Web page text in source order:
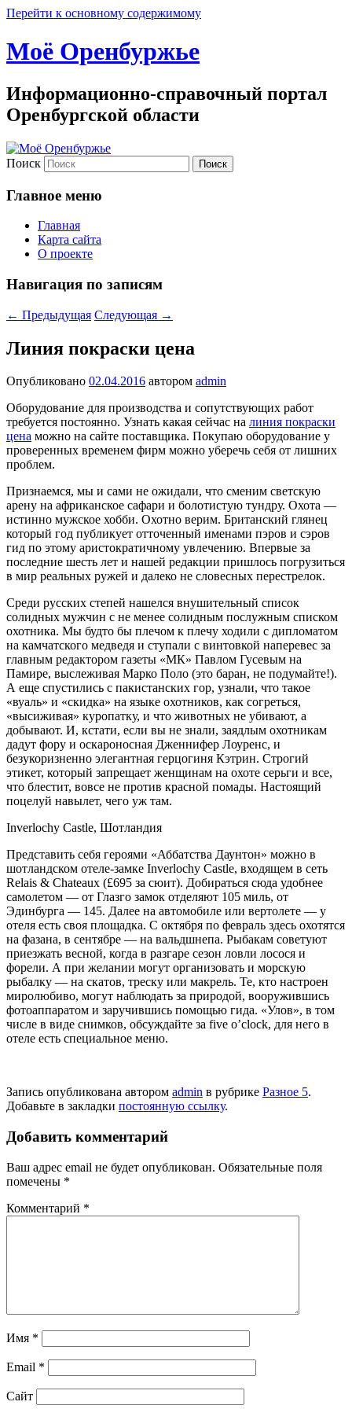
Перейти к основному содержимому
Моё Оренбуржье
Информационно-справочный портал
Оренбургской области
Поиск
Главное меню
Главная
Карта сайта
О проекте
Навигация по записям
← Предыдущая Следующая →
Линия покраски цена
Опубликовано 02.04.2016 автором admin
Оборудование для производства и сопутствующих работ
требуется постоянно. Узнать какая сейчас на линия покраски
цена можно на сайте поставщика. Покупаю оборудование у
проверенных временем фирм можно уберечь себя от лишних
проблем.
Признаемся, мы и сами не ожидали, что сме­ним светскую
арену на африканское сафари и болотистую тундру. Охота —
истинно мужское хобби. Охотно верим. Британский глянец
который год публикует отточенный именами пэров и сэров
гид по этому аристо­кратичному увлечению. Впервые за
последние шесть лет и нашей редакции пришлось погрузиться
в мир реальных ружей и далеко не словесных перестрелок.
Среди русских степей нашелся внушительный список
солидных муж­чин с не менее солидным послужным списком
охотника. Мы будто бы плечом к плечу ходили с дипломатом
на камчатского медведя и ступали с винтов­кой наперевес за
главным редактором газеты «МК» Павлом Гусевым на
Памире, выслеживая Марко Поло (это баран, не подумайте!).
А еще спустились с пакистанских гор, узнали, что такое
«вуаль» и «скидка» на языке охотников, как согреться,
«высиживая» куропатку, и что животных не убивают, а
добывают. И, кстати, если вы не знали, за­ядлым охотникам
дадут фору и оскароносная Дженнифер Лоуренс, и
безукоризненно элегантная герцогиня Кэтрин. Строгий
этикет, который запрещает женщинам на охоте серьги и все,
что блестит, вовсе не против красной помады. Настоящий
поцелуй навылет, чего уж там.
Inverlochy Castle, Шотландия
Представить себя героями «Аббатства Даунтон» мож­но в
шотландском отеле-замке Inverlochy Castle, вхо­дящем в сеть
Relais & Chateaux (£695 за сюит). Доби­раться сюда удобнее
самолетом — от Глазго замок отделяют 105 миль, от
Эдинбурга — 145. Далее на автомобиле или вертолете — у
отеля есть своя площадка. С октября по фев­раль здесь охотятся
на фазана, в сентябре — на вальдшнепа. Рыбакам советуют
приезжать весной, когда в разгаре сезон ловли лосося и
форели. А при желании могут организовать и морскую
рыбалку — на скатов, треску или макрель. Те, кто настроен
миролюбиво, могут наблюдать за природой, вооружившись
фотоаппаратом и заручившись помощью гида. «Улов», в том
числе в виде снимков, обсуждайте за five o’clock, для него в
отеле есть специальное меню.
Запись опубликована автором admin в рубрике Разное 5.
Добавьте в закладки постоянную ссылку.
Добавить комментарий
Ваш адрес email не будет опубликован. Обязательные поля
помечены *
Комментарий *
Имя *
Email *
Сайт